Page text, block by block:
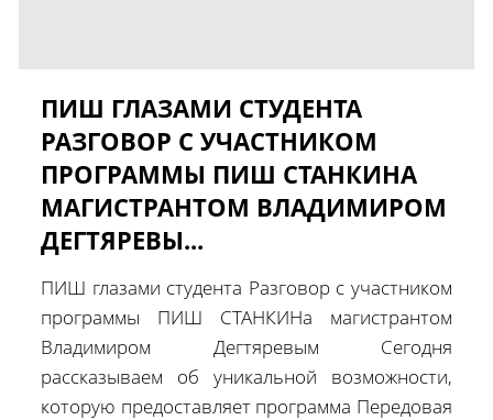
ПИШ ГЛАЗАМИ СТУДЕНТА
РАЗГОВОР С УЧАСТНИКОМ
ПРОГРАММЫ ПИШ СТАНКИНА
МАГИСТРАНТОМ ВЛАДИМИРОМ
ДЕГТЯРЕВЫ...
ПИШ глазами студента Разговор с участником
программы ПИШ СТАНКИНа магистрантом
Владимиром Дегтяревым Сегодня
рассказываем об уникальной возможности,
которую предоставляет программа Передовая